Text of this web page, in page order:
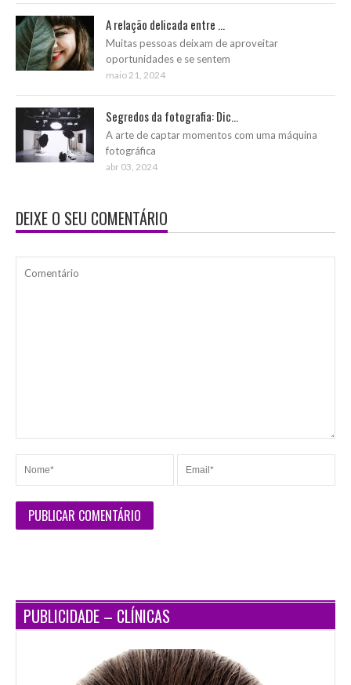
A relação delicada entre ...
Muitas pessoas deixam de aproveitar
oportunidades e se sentem
maio 21, 2024
Segredos da fotografia: Dic...
A arte de captar momentos com uma máquina
fotográfica
abr 03, 2024
DEIXE O SEU COMENTÁRIO
PUBLICIDADE – CLÍNICAS